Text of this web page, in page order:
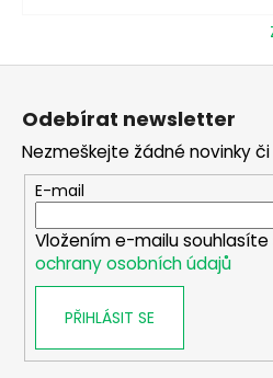
Z
Odebírat newsletter
Nezmeškejte žádné novinky
E-mail
Vložením e-mailu souhlasíte
ochrany osobních údajů
PŘIHLÁSIT SE